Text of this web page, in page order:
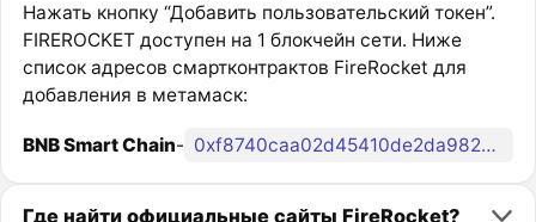
Нажать кнопку “Добавить пользовательский токен”.
FIREROCKET доступен на 1 блокчейн сети. Ниже
список адресов смартконтрактов FireRocket для
добавления в метамаск:
BNB Smart Chain- 0xf8740caa02d45410de2da9823c5d8b5924bc3b52
Где найти официальные сайты FireRocket?